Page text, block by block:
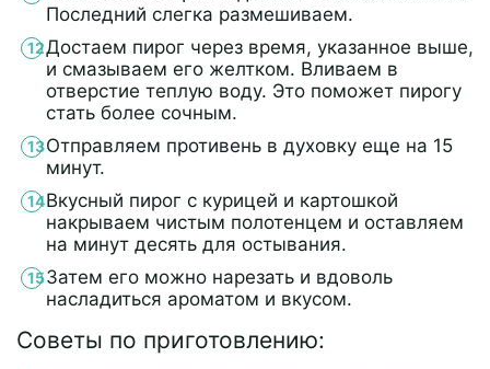
Последний слегка размешиваем.
Достаем пирог через время, указанное выше,
и смазываем его желтком. Вливаем в
отверстие теплую воду. Это поможет пирогу
стать более сочным.
Отправляем противень в духовку еще на 15
минут.
Вкусный пирог с курицей и картошкой
накрываем чистым полотенцем и оставляем
на минут десять для остывания.
Затем его можно нарезать и вдоволь
насладиться ароматом и вкусом.
Советы по приготовлению: